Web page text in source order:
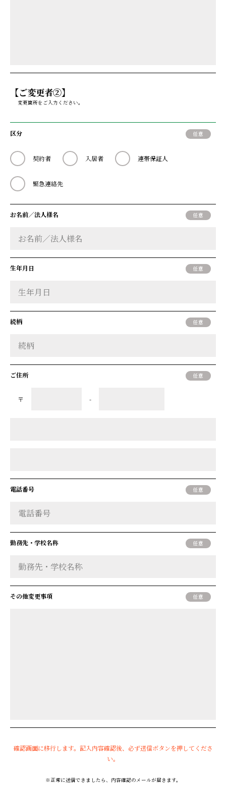
【ご変更者②】
変更箇所をご入力ください。
区分
契約者 入居者 連帯保証人
緊急連絡先
お名前／法人様名
生年月日
続柄
ご住所
〒 -
電話番号
勤務先・学校名称
その他変更事項
確認画面に移行します。記入内容確認後、必ず送信ボタンを押してくださ
い。
※正常に送信できましたら、内容確認のメールが届きます。